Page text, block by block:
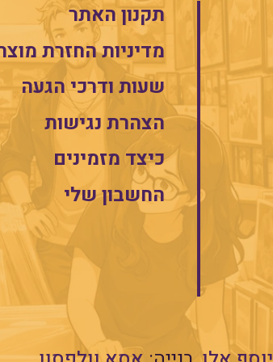
תקנון האתר
מדיניות החזרת
שעות ודרכי הגעה
הצהרת נגישות
כיצד מזמינים
החשבון שלי